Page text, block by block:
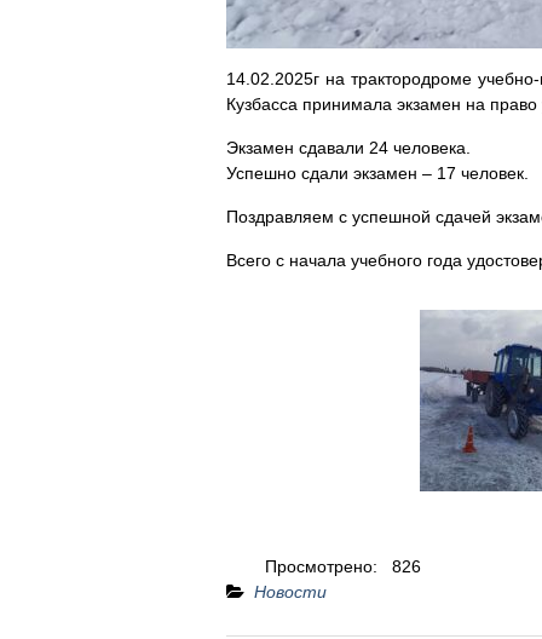
14.02.2025г на трактородроме
Кузбасса принимала экзамен на
Экзамен сдавали 24 человека.
Успешно сдали экзамен – 17 человек.
Поздравляем с успешной сдачей
Всего с начала учебного года
Просмотрено:
826
Новости